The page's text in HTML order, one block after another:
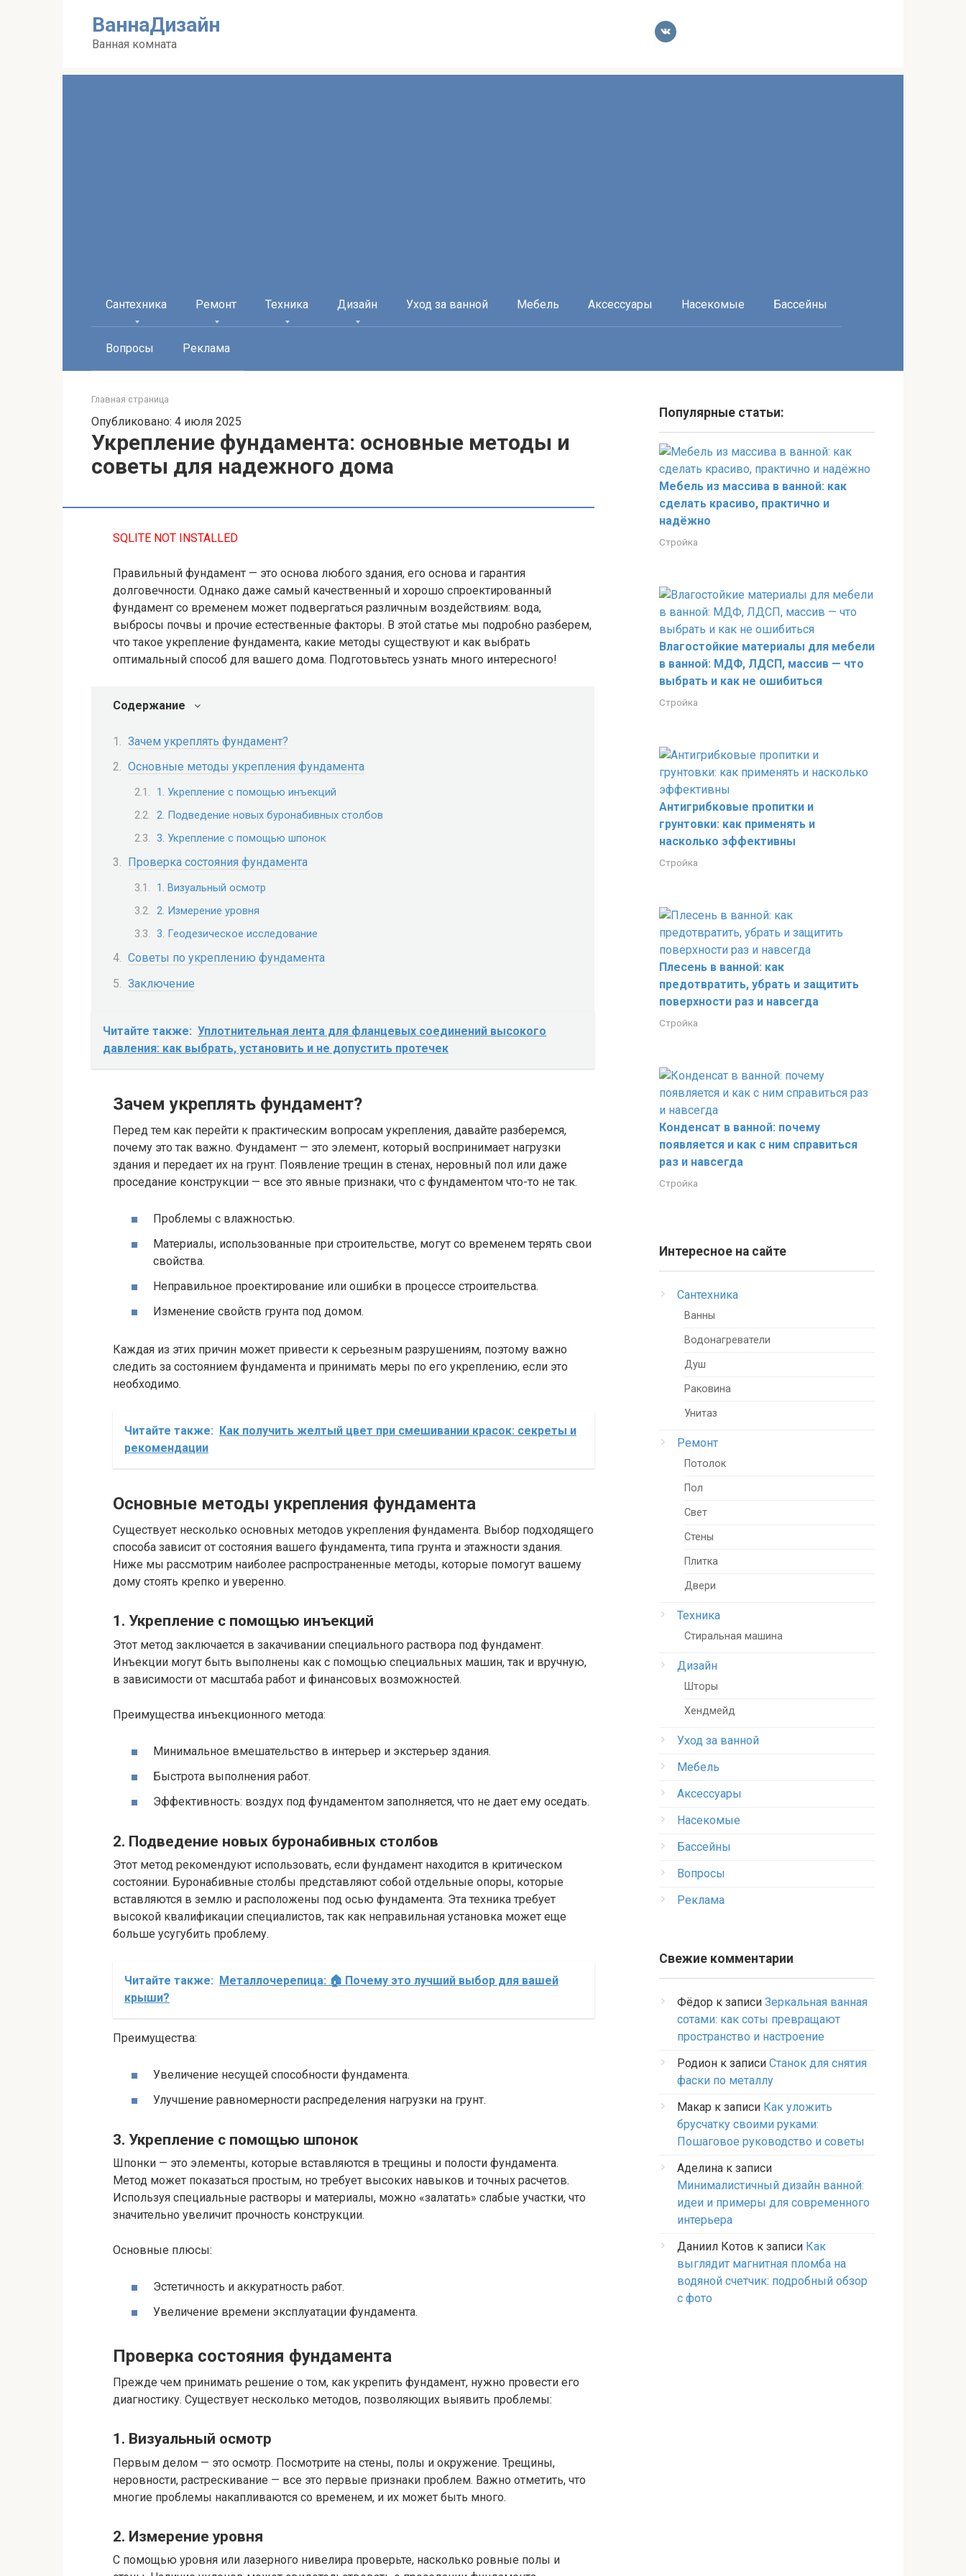
ВаннаДизайн
Ванная комната
Сантехника Ремонт Техника Дизайн Уход за ванной Мебель Аксессуары Насекомые Бассейны
Вопросы Реклама
Главная страница
Опубликовано: 4 июля 2025
Укрепление фундамента: основные методы и
советы для надежного дома
SQLITE NOT INSTALLED
Правильный фундамент — это основа любого здания, его основа и гарантия
долговечности. Однако даже самый качественный и хорошо спроектированный
фундамент со временем может подвергаться различным воздействиям: вода,
выбросы почвы и прочие естественные факторы. В этой статье мы подробно разберем,
что такое укрепление фундамента, какие методы существуют и как выбрать
оптимальный способ для вашего дома. Подготовьтесь узнать много интересного!
Содержание
Зачем укреплять фундамент?
Основные методы укрепления фундамента
1. Укрепление с помощью инъекций
2. Подведение новых буронабивных столбов
3. Укрепление с помощью шпонок
Проверка состояния фундамента
1. Визуальный осмотр
2. Измерение уровня
3. Геодезическое исследование
Советы по укреплению фундамента
Заключение
Читайте также: Уплотнительная лента для фланцевых соединений высокого
давления: как выбрать, установить и не допустить протечек
Зачем укреплять фундамент?
Перед тем как перейти к практическим вопросам укрепления, давайте разберемся,
почему это так важно. Фундамент — это элемент, который воспринимает нагрузки
здания и передает их на грунт. Появление трещин в стенах, неровный пол или даже
проседание конструкции — все это явные признаки, что с фундаментом что-то не так.
Проблемы с влажностью.
Материалы, использованные при строительстве, могут со временем терять свои
свойства.
Неправильное проектирование или ошибки в процессе строительства.
Изменение свойств грунта под домом.
Каждая из этих причин может привести к серьезным разрушениям, поэтому важно
следить за состоянием фундамента и принимать меры по его укреплению, если это
необходимо.
Читайте также:
Как получить желтый цвет при смешивании красок: секреты и
рекомендации
Основные методы укрепления фундамента
Существует несколько основных методов укрепления фундамента. Выбор подходящего
способа зависит от состояния вашего фундамента, типа грунта и этажности здания.
Ниже мы рассмотрим наиболее распространенные методы, которые помогут вашему
дому стоять крепко и уверенно.
1. Укрепление с помощью инъекций
Этот метод заключается в закачивании специального раствора под фундамент.
Инъекции могут быть выполнены как с помощью специальных машин, так и вручную,
в зависимости от масштаба работ и финансовых возможностей.
Преимущества инъекционного метода:
Минимальное вмешательство в интерьер и экстерьер здания.
Быстрота выполнения работ.
Эффективность: воздух под фундаментом заполняется, что не дает ему оседать.
2. Подведение новых буронабивных столбов
Этот метод рекомендуют использовать, если фундамент находится в критическом
состоянии. Буронабивные столбы представляют собой отдельные опоры, которые
вставляются в землю и расположены под осью фундамента. Эта техника требует
высокой квалификации специалистов, так как неправильная установка может еще
больше усугубить проблему.
Читайте также: Металлочерепица: 🏠 Почему это лучший выбор для вашей
крыши?
Преимущества:
Увеличение несущей способности фундамента.
Улучшение равномерности распределения нагрузки на грунт.
3. Укрепление с помощью шпонок
Шпонки — это элементы, которые вставляются в трещины и полости фундамента.
Метод может показаться простым, но требует высоких навыков и точных расчетов.
Используя специальные растворы и материалы, можно «залатать» слабые участки, что
значительно увеличит прочность конструкции.
Основные плюсы:
Эстетичность и аккуратность работ.
Увеличение времени эксплуатации фундамента.
Проверка состояния фундамента
Прежде чем принимать решение о том, как укрепить фундамент, нужно провести его
диагностику. Существует несколько методов, позволяющих выявить проблемы:
1. Визуальный осмотр
Первым делом — это осмотр. Посмотрите на стены, полы и окружение. Трещины,
неровности, растрескивание — все это первые признаки проблем. Важно отметить, что
многие проблемы накапливаются со временем, и их может быть много.
2. Измерение уровня
С помощью уровня или лазерного нивелира проверьте, насколько ровные полы и
Популярные статьи:
Мебель из массива в ванной: как
сделать красиво, практично и
надёжно
Стройка
Влагостойкие материалы для мебели
в ванной: МДФ, ЛДСП, массив — что
выбрать и как не ошибиться
Стройка
Антигрибковые пропитки и
грунтовки: как применять и
насколько эффективны
Стройка
Плесень в ванной: как
предотвратить, убрать и защитить
поверхности раз и навсегда
Стройка
Конденсат в ванной: почему
появляется и как с ним справиться
раз и навсегда
Стройка
Интересное на сайте
Сантехника
Ванны
Водонагреватели
Душ
Раковина
Унитаз
Ремонт
Потолок
Пол
Свет
Стены
Плитка
Двери
Техника
Стиральная машина
Дизайн
Шторы
Хендмейд
Уход за ванной
Мебель
Аксессуары
Насекомые
Бассейны
Вопросы
Реклама
Свежие комментарии
Фёдор к записи Зеркальная ванная
сотами: как соты превращают
пространство и настроение
Родион к записи Станок для снятия
фаски по металлу
Макар к записи Как уложить
брусчатку своими руками:
Пошаговое руководство и советы
Аделина к записи
Минималистичный дизайн ванной:
идеи и примеры для современного
интерьера
Даниил Котов к записи Как
выглядит магнитная пломба на
водяной счетчик: подробный обзор
с фото